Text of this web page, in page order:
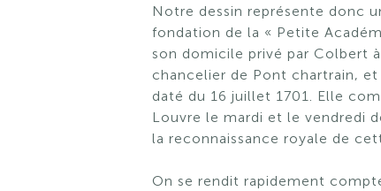
Notre dessin représente donc
fondation de la « Petite
son domicile privé par Colbert
chancelier de Pont chartrain,
daté du 16 juillet 1701. Elle
Louvre le mardi et le vendredi
la reconnaissance royale de
On se rendit rapidement